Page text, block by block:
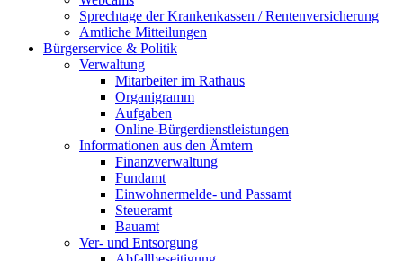
Sprechtage der Krankenkassen / Rentenversicherung
Amtliche Mitteilungen
Bürgerservice & Politik
Verwaltung
Mitarbeiter im Rathaus
Organigramm
Aufgaben
Online-Bürgerdienstleistungen
Informationen aus den Ämtern
Finanzverwaltung
Fundamt
Einwohnermelde- und Passamt
Steueramt
Bauamt
Ver- und Entsorgung